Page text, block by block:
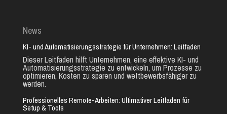
News
KI- und Automatisierungsstrategie für Unternehmen: Leitfaden
Dieser Leitfaden hilft Unternehmen, eine effektive KI- und
Automatisierungsstrategie zu entwickeln, um Prozesse zu
optimieren, Kosten zu sparen und wettbewerbsfähiger zu
werden.
Professionelles Remote-Arbeiten: Ultimativer Leitfaden für
Setup & Tools